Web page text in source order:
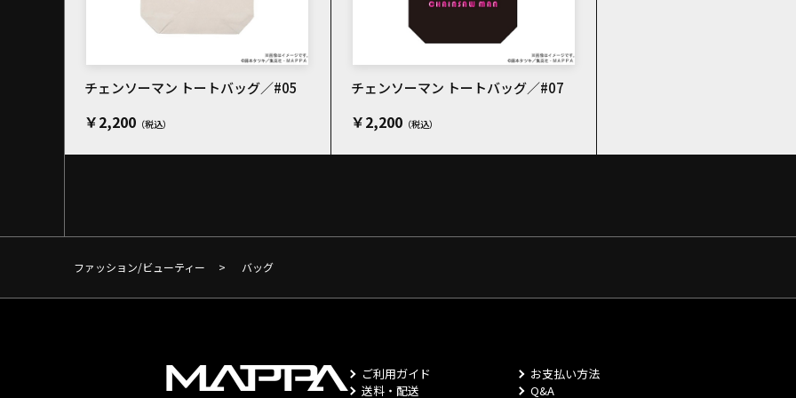
チェンソーマン トートバッグ／#05
￥2,200
チェンソーマン トートバッグ／#07
￥2,200
ファッション/ビューティー > バッグ
ご利用ガイド
お支払い方法
送料・配送
Q&A